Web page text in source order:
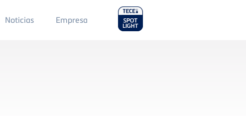
Noticias Main
Menu
Empresa